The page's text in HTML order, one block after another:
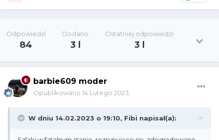
Odpowiedzi
84
Dodano
3 l
Ostatniej odpowiedzi
3 l
barbie609 moder
Opublikowano 14 Lutego 2023
W dniu 14.02.2023 o 19:10, Fibi napisał(a):